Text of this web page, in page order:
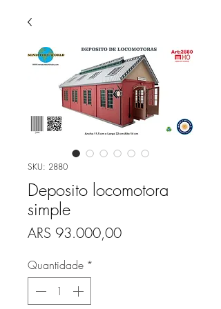
SKU: 2880
Deposito locomotora
simple
ARS 93.000,00Preço
Quantidade *